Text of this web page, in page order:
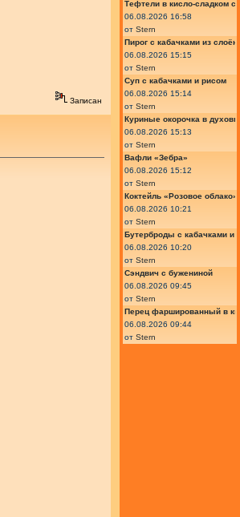
Записан
Тефтели в кисло-сладком
06.08.2026 16:58
от Stern
Пирог с кабачками из
06.08.2026 15:15
от Stern
Суп с кабачками и рисом
06.08.2026 15:14
от Stern
Куриные окорочка в
06.08.2026 15:13
от Stern
Вафли «Зебра»
06.08.2026 15:12
от Stern
Коктейль «Розовое
06.08.2026 10:21
от Stern
Бутерброды с кабачками и
06.08.2026 10:20
от Stern
Сэндвич с бужениной
06.08.2026 09:45
от Stern
Перец фаршированный в
06.08.2026 09:44
от Stern